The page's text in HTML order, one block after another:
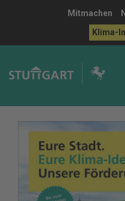
Mitmachen
Klima-